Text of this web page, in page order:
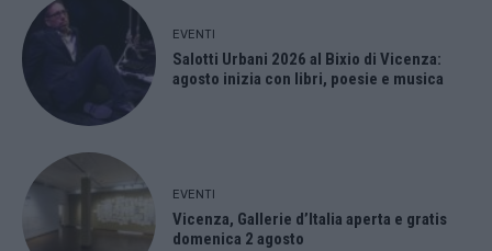
EVENTI
Salotti Urbani 2026 al Bixio di Vicenza:
agosto inizia con libri, poesie e musica
EVENTI
Vicenza, Gallerie d’Italia aperta e gratis
domenica 2 agosto